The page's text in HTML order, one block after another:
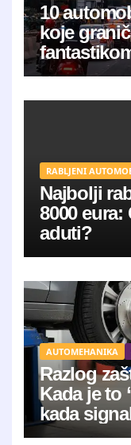
10
koje
RABLJENI
Najbolji
8000
aduti?
AUTOMEHANIKA
Razlog
Kada je to
kada